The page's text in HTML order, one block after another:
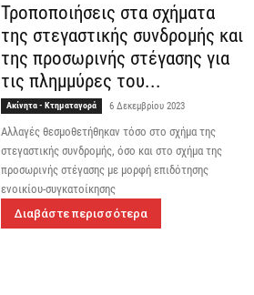
Τροποποιήσεις στα σχήματα
της στεγαστικής συνδρομής και
της προσωρινής στέγασης για
τις πλημμύρες του...
Ακίνητα - Κτηματαγορά 6 Δεκεμβρίου 2023
Αλλαγές θεσμοθετήθηκαν τόσο στο σχήμα της
στεγαστικής συνδρομής, όσο και στο σχήμα της
προσωρινής στέγασης με μορφή επιδότησης
ενοικίου-συγκατοίκησης
Διαβάστε περισσότερα